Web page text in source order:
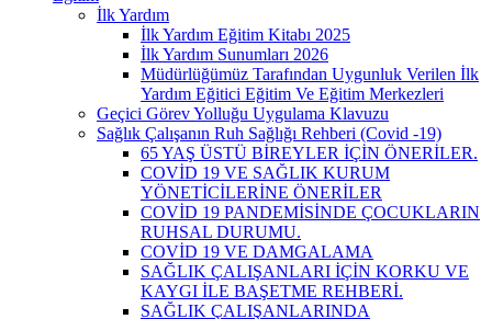
İlk Yardım
İlk Yardım Eğitim Kitabı 2025
İlk Yardım Sunumları 2026
Müdürlüğümüz Tarafından Uygunluk Verilen İlk
Yardım Eğitici Eğitim Ve Eğitim Merkezleri
Geçici Görev Yolluğu Uygulama Klavuzu
Sağlık Çalışanın Ruh Sağlığı Rehberi (Covid -19)
65 YAŞ ÜSTÜ BİREYLER İÇİN ÖNERİLER.
COVİD 19 VE SAĞLIK KURUM
YÖNETİCİLERİNE ÖNERİLER
COVİD 19 PANDEMİSİNDE ÇOCUKLARIN
RUHSAL DURUMU.
COVİD 19 VE DAMGALAMA
SAĞLIK ÇALIŞANLARI İÇİN KORKU VE
KAYGI İLE BAŞETME REHBERİ.
SAĞLIK ÇALIŞANLARINDA